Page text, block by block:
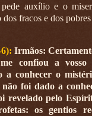
auxílio e o
fracos e dos
Irmãos:
confiou a
a conhecer o
não foi dado a
revelado pelo
os gentios